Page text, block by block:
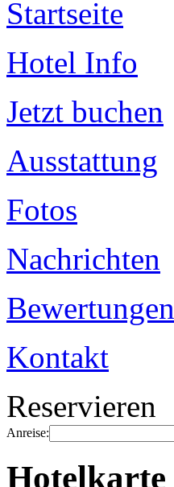
Startseite
Hotel Info
Jetzt buchen
Ausstattung
Fotos
Nachrichten
Bewertungen
Kontakt
Reservieren
Anreise:
Hotelkarte